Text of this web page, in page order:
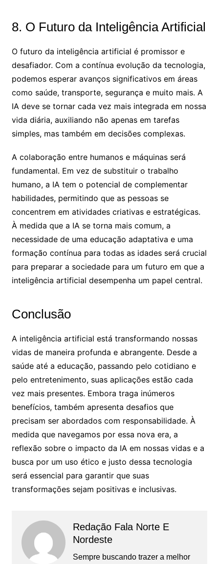
8. O Futuro da Inteligência Artificial
O futuro da inteligência artificial é promissor e
desafiador. Com a contínua evolução da tecnologia,
podemos esperar avanços significativos em áreas
como saúde, transporte, segurança e muito mais. A
IA deve se tornar cada vez mais integrada em nossa
vida diária, auxiliando não apenas em tarefas
simples, mas também em decisões complexas.
A colaboração entre humanos e máquinas será
fundamental. Em vez de substituir o trabalho
humano, a IA tem o potencial de complementar
habilidades, permitindo que as pessoas se
concentrem em atividades criativas e estratégicas.
À medida que a IA se torna mais comum, a
necessidade de uma educação adaptativa e uma
formação contínua para todas as idades será crucial
para preparar a sociedade para um futuro em que a
inteligência artificial desempenha um papel central.
Conclusão
A inteligência artificial está transformando nossas
vidas de maneira profunda e abrangente. Desde a
saúde até a educação, passando pelo cotidiano e
pelo entretenimento, suas aplicações estão cada
vez mais presentes. Embora traga inúmeros
benefícios, também apresenta desafios que
precisam ser abordados com responsabilidade. À
medida que navegamos por essa nova era, a
reflexão sobre o impacto da IA em nossas vidas e a
busca por um uso ético e justo dessa tecnologia
será essencial para garantir que suas
transformações sejam positivas e inclusivas.
Redação Fala Norte E
Nordeste
Sempre buscando trazer a melhor